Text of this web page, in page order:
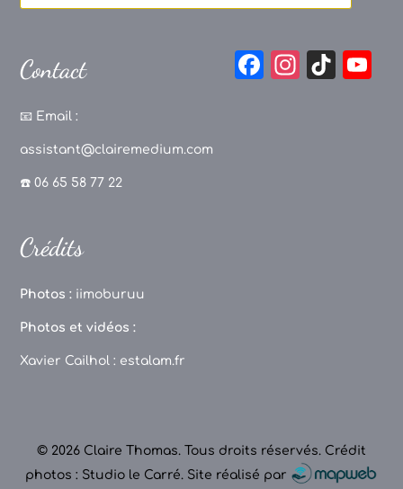
Contact
📧 Email :
assistant@clairemedium.com
☎️ 06 65 58 77 22
F
In
Ti
Crédits
Photos : iimoburuu
Photos et vidéos :
Xavier Cailhol : estalam.fr
© 2026 Claire Thomas. Tous droits réservés. Crédit
photos : Studio le Carré. Site réalisé par